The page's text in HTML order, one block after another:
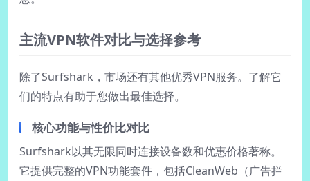
主流VPN软件对比与选择参考
除了Surfshark，市场还有其他优秀VPN服务。了解它
们的特点有助于您做出最佳选择。
核心功能与性价比对比
Surfshark以其无限同时连接设备数和优惠价格著称。
它提供完整的VPN功能套件，包括CleanWeb（广告拦